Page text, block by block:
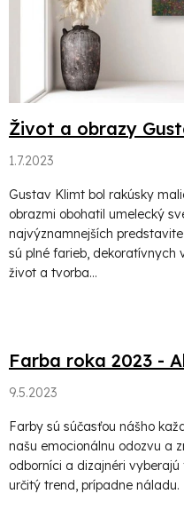
k
o
v
Život a obrazy
1.7.2023
Gustav Klimt bol rakúsky
obrazmi obohatil umelecký
najvýznamnejších
sú plné farieb, dekoratívnych
život a tvorba...
Farba roka 2023 -
9.5.2023
Farby sú súčasťou nášho
našu emocionálnu odozvu a
odborníci a dizajnéri
určitý trend, prípadne